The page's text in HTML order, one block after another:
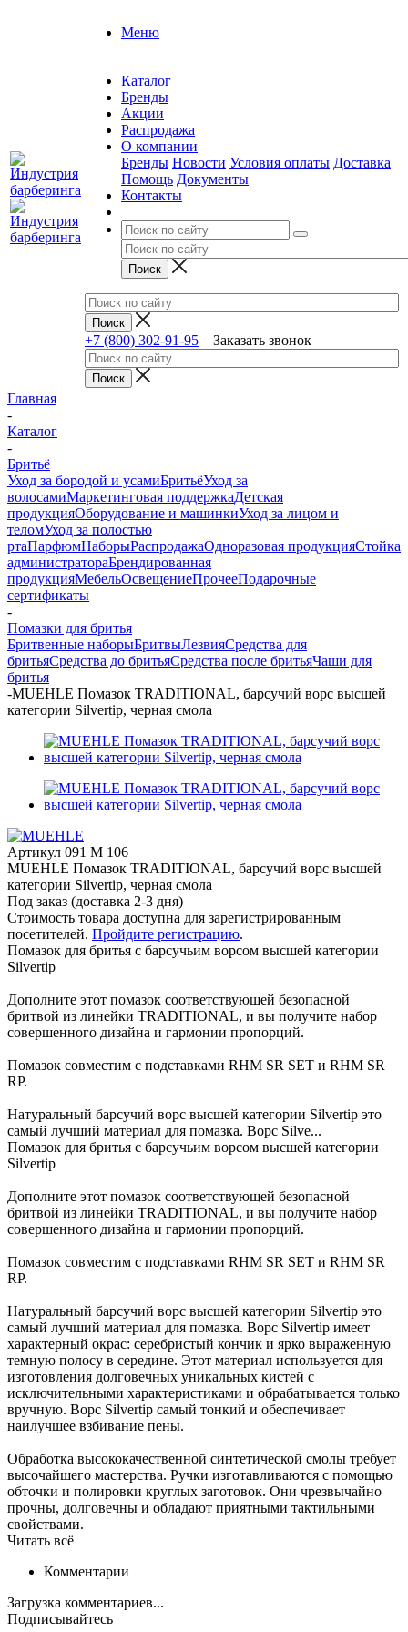
Меню
Каталог
Бренды
Акции
Распродажа
О компании
Бренды Новости Условия оплаты Доставка
Помощь Документы
Контакты
+7 (800) 302-91-95 Заказать звонок
Главная
-
Каталог
-
Бритьё
Уход за бородой и усамиБритьёУход за
волосамиМаркетинговая поддержкаДетская
продукцияОборудование и машинкиУход за лицом и
теломУход за полостью
ртаПарфюмНаборыРаспродажаОдноразовая продукцияСтойка
администратораБрендированная
продукцияМебельОсвещениеПрочееПодарочные
сертификаты
-
Помазки для бритья
Бритвенные наборыБритвыЛезвияСредства для
бритьяСредства до бритьяСредства после бритьяЧаши для
бритья
-MUEHLE Помазок TRADITIONAL, барсучий ворс высшей
категории Silvertip, черная смола
Артикул 091 M 106
MUEHLE Помазок TRADITIONAL, барсучий ворс высшей
категории Silvertip, черная смола
Под заказ (доставка 2-3 дня)
Стоимость товара доступна для зарегистрированным
посетителей. Пройдите регистрацию.
Помазок для бритья с барсучьим ворсом высшей категории
Silvertip
Дополните этот помазок соответствующей безопасной
бритвой из линейки TRADITIONAL, и вы получите набор
совершенного дизайна и гармонии пропорций.
Помазок совместим с подставками RHM SR SET и RHM SR
RP.
Натуральный барсучий ворс высшей категории Silvertip это
самый лучший материал для помазка. Ворс Silve...
Помазок для бритья с барсучьим ворсом высшей категории
Silvertip
Дополните этот помазок соответствующей безопасной
бритвой из линейки TRADITIONAL, и вы получите набор
совершенного дизайна и гармонии пропорций.
Помазок совместим с подставками RHM SR SET и RHM SR
RP.
Натуральный барсучий ворс высшей категории Silvertip это
самый лучший материал для помазка. Ворс Silvertip имеет
характерный окрас: серебристый кончик и ярко выраженную
темную полосу в середине. Этот материал используется для
изготовления долговечных уникальных кистей с
исключительными характеристиками и обрабатывается только
вручную. Ворс Silvertip самый тонкий и обеспечивает
наилучшее взбивание пены.
Обработка высококачественной синтетической смолы требует
высочайшего мастерства. Ручки изготавливаются с помощью
обточки и полировки круглых заготовок. Они чрезвычайно
прочны, долговечны и обладают приятными тактильными
свойствами.
Читать всё
Комментарии
Загрузка комментариев...
Подписывайтесь